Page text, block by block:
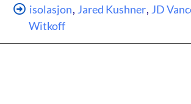
isolasjon, Jared Kushner, JD
Witkoff